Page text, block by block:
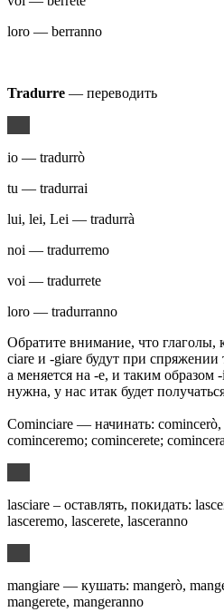
loro — berranno
Tradurre — переводить
io — tradurrò
tu — tradurrai
lui, lei, Lei — tradurrà
noi — tradurremo
voi — tradurrete
loro — tradurranno
Обратите внимание, что глаголы,
ciare и -giare будут при спряжении
a меняется на -e, и таким образом
нужна, у нас итак будет
Cominciare — начинать: comincerò,
cominceremo; comincerete;
lasciare – оставлять, покидать:
lasceremo, lascerete, lasceranno
mangiare — кушать: mangerò,
mangerete, mangeranno